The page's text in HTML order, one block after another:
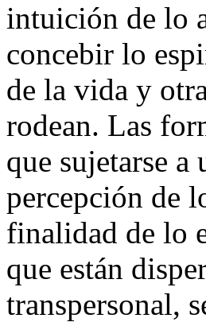
intuición de lo
concebir lo
de la vida y
rodean. Las
que sujetarse
percepción de
finalidad de lo
que están
transpersonal,